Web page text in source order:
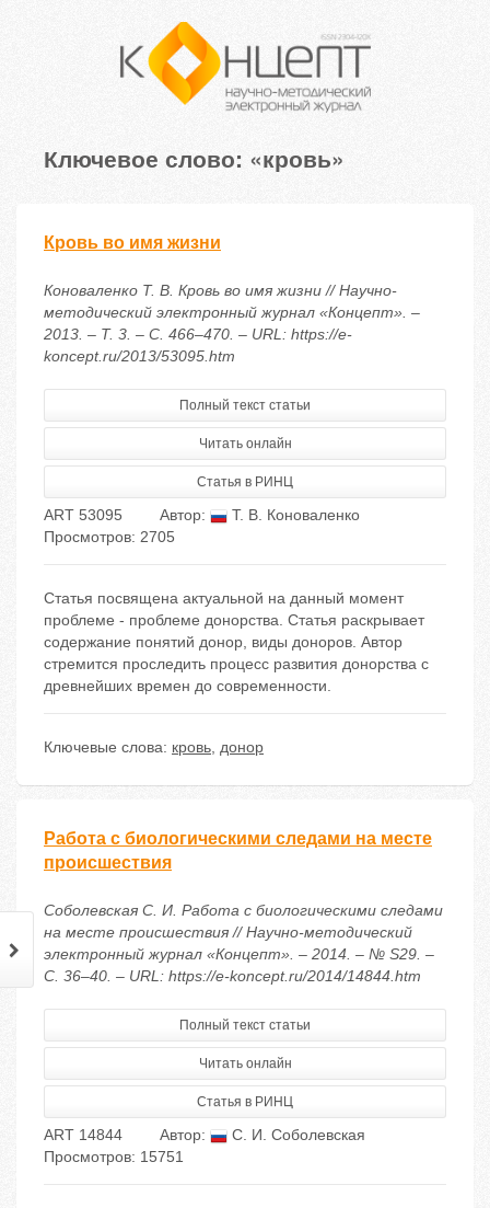
Ключевое слово: «кровь»
Кровь во имя жизни
Коноваленко Т. В. Кровь во имя жизни // Научно-
методический электронный журнал «Концепт». –
2013. – Т. 3. – С. 466–470. – URL: https://e-
koncept.ru/2013/53095.htm
Полный текст статьи
Читать онлайн
Статья в РИНЦ
ART 53095 Автор:
Т. В. Коноваленко
Просмотров: 2705
Статья посвящена актуальной на данный момент
проблеме - проблеме донорства. Статья раскрывает
содержание понятий донор, виды доноров. Автор
стремится проследить процесс развития донорства с
древнейших времен до современности.
Ключевые слова: кровь, донор
Работа с биологическими следами на месте
происшествия
Соболевская С. И. Работа с биологическими следами
на месте происшествия // Научно-методический
электронный журнал «Концепт». – 2014. – № S29. –
С. 36–40. – URL: https://e-koncept.ru/2014/14844.htm
Полный текст статьи
Читать онлайн
Статья в РИНЦ
ART 14844 Автор:
С. И. Соболевская
Просмотров: 15751